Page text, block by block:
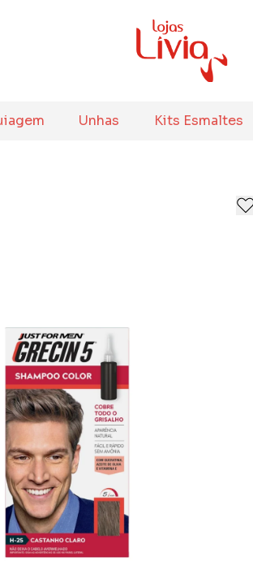
Unhas Kits Esmaltes